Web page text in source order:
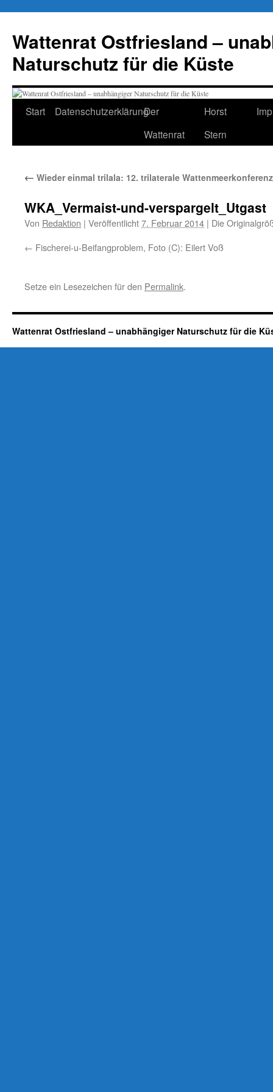
springen
Wattenrat Ostfriesland –
Naturschutz für die Küste
Start DatenschutzerklärungDer
Wattenrat
Horst
Stern
← Wieder einmal trilala: 12. trilaterale
WKA_Vermaist-und-verspargelt_Utgast
Von Redaktion | Veröffentlicht7. Februar 2014 | Die
Fischerei-u-Beifangproblem, Foto (C): Eilert Voß
Setze ein Lesezeichen für den Permalink.
Wattenrat Ostfriesland – unabhängiger Naturschutz für die